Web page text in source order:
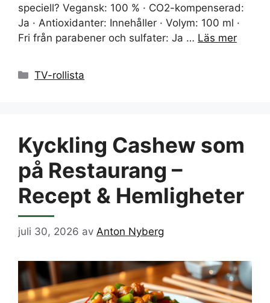
speciell? Vegansk: 100 % · CO2-kompenserad:
Ja · Antioxidanter: Innehåller · Volym: 100 ml ·
Fri från parabener och sulfater: Ja … Läs mer
Kategorier
TV-rollista
Kyckling Cashew som
på Restaurang –
Recept & Hemligheter
juli 30, 2026 av Anton Nyberg